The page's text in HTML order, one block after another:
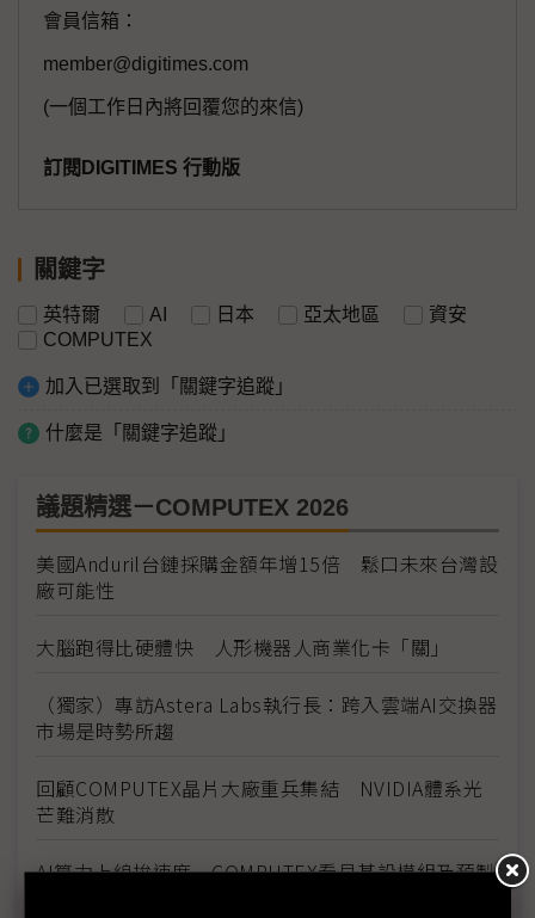
會員信箱：
member@digitimes.com
(一個工作日內將回覆您的來信)
訂閱DIGITIMES 行動版
關鍵字
英特爾 AI 日本 亞太地區
資安
COMPUTEX
加入已選取到「關鍵字追蹤」
什麼是「關鍵字追蹤」
議題精選－COMPUTEX 2026
美國Anduril台鏈採購金額年增15倍 鬆口未來台灣設
廠可能性
大腦跑得比硬體快 人形機器人商業化卡「關」
（獨家）專訪Astera Labs執行長：跨入雲端AI交換器
市場是時勢所趨
回顧COMPUTEX晶片大廠重兵集結 NVIDIA體系光
芒難消散
AI算力上線拚速度 COMPUTEX看見基設模組及預製